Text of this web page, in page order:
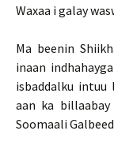
Waxaa i galay
Ma beenin
inaan
isbaddalku intuu
aan ka
Soomaali